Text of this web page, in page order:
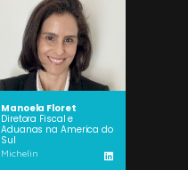
Manoela Floret
Diretora Fiscal e
Aduanas na America do
Sul
Michelin